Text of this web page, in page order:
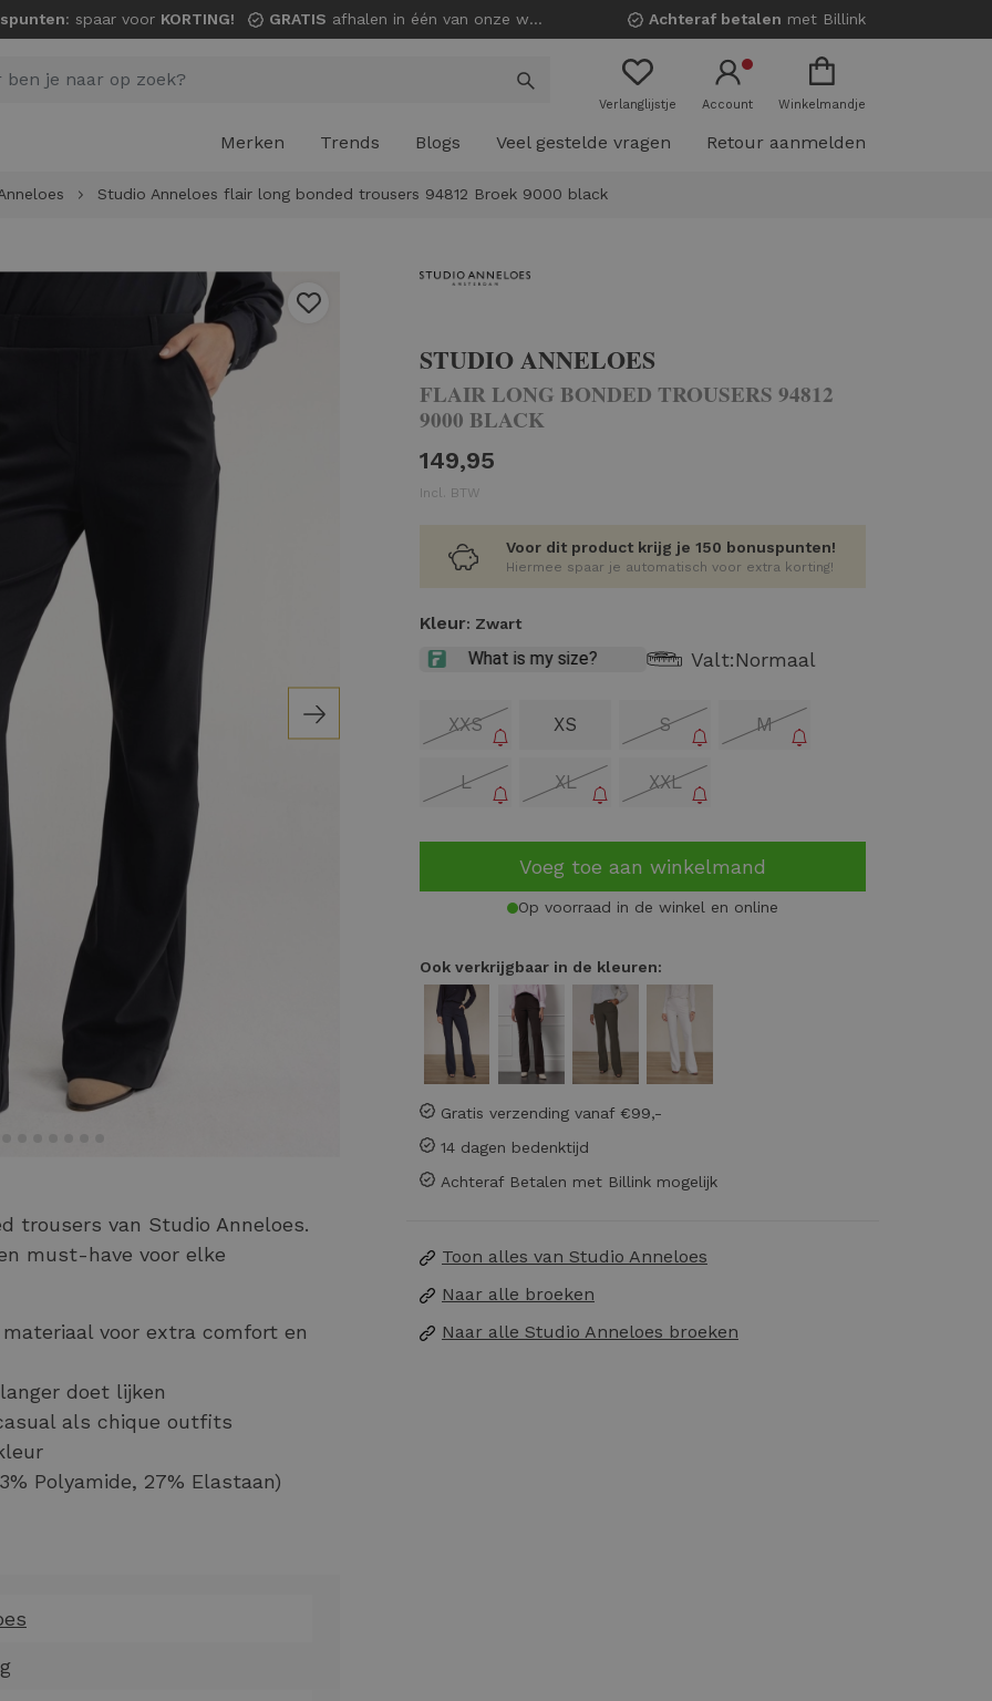
: spaar voor KORTING! GRATIS afhalen in één van onze winkels! Achteraf betalen met Billink
Verlanglijstje Account Winkelmandje
Merken Trends Blogs Veel gestelde vragen Retour aanmelden
Studio Anneloes flair long bonded trousers 94812 Broek 9000 black
trousers van Studio Anneloes.
must-have voor elke
voor extra comfort en
doet lijken
als chique outfits
Polyamide, 27% Elastaan)
STUDIO ANNELOES
FLAIR LONG BONDED TROUSERS 94812
9000 BLACK
149,95
Incl. BTW
Voor dit product krijg je 150 bonuspunten!
Hiermee spaar je automatisch voor extra korting!
Kleur: Zwart
Valt:Normaal
XXS XS S M
L XL XXL
Voeg toe aan winkelmand
Op voorraad in de winkel en online
Ook verkrijgbaar in de kleuren:
Gratis verzending vanaf €99,-
14 dagen bedenktijd
Achteraf Betalen met Billink mogelijk
Toon alles van Studio Anneloes
Naar alle broeken
Naar alle Studio Anneloes broeken